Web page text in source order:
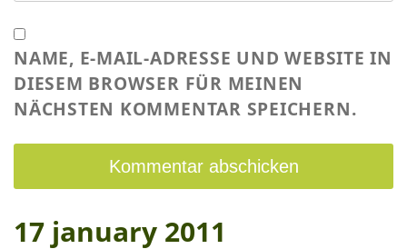
NAME, E-MAIL-ADRESSE UND WEBSITE IN
DIESEM BROWSER FÜR MEINEN
NÄCHSTEN KOMMENTAR SPEICHERN.
17 january 2011